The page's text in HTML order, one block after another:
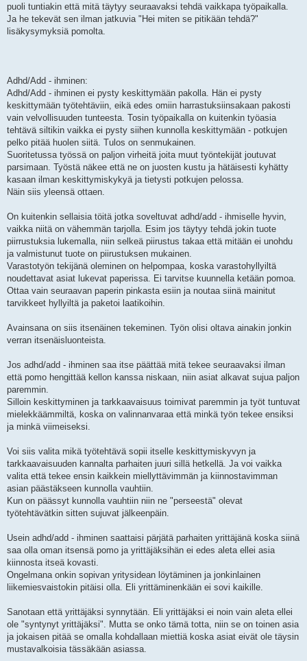
puoli tuntiakin että mitä täytyy seuraavaksi tehdä vaikkapa työpaikalla.
Ja he tekevät sen ilman jatkuvia "Hei miten se pitikään tehdä?"
lisäkysymyksiä pomolta.
Adhd/Add - ihminen:
Adhd/Add - ihminen ei pysty keskittymään pakolla. Hän ei pysty
keskittymään työtehtäviin, eikä edes omiin harrastuksiinsakaan pakosti
vain velvollisuuden tunteesta. Tosin työpaikalla on kuitenkin työasia
tehtävä siltikin vaikka ei pysty siihen kunnolla keskittymään - potkujen
pelko pitää huolen siitä. Tulos on senmukainen.
Suoritetussa työssä on paljon virheitä joita muut työntekijät joutuvat
parsimaan. Työstä näkee että ne on juosten kustu ja hätäisesti kyhätty
kasaan ilman keskittymiskykyä ja tietysti potkujen pelossa.
Näin siis yleensä ottaen.
On kuitenkin sellaisia töitä jotka soveltuvat adhd/add - ihmiselle hyvin,
vaikka niitä on vähemmän tarjolla. Esim jos täytyy tehdä jokin tuote
piirrustuksia lukemalla, niin selkeä piirustus takaa että mitään ei unohdu
ja valmistunut tuote on piirustuksen mukainen.
Varastotyön tekijänä oleminen on helpompaa, koska varastohyllyiltä
noudettavat asiat lukevat paperissa. Ei tarvitse kuunnella ketään pomoa.
Ottaa vain seuraavan paperin pinkasta esiin ja noutaa siinä mainitut
tarvikkeet hyllyiltä ja paketoi laatikoihin.
Avainsana on siis itsenäinen tekeminen. Työn olisi oltava ainakin jonkin
verran itsenäisluonteista.
Jos adhd/add - ihminen saa itse päättää mitä tekee seuraavaksi ilman
että pomo hengittää kellon kanssa niskaan, niin asiat alkavat sujua paljon
paremmin.
Silloin keskittyminen ja tarkkaavaisuus toimivat paremmin ja työt tuntuvat
mielekkäämmiltä, koska on valinnanvaraa että minkä työn tekee ensiksi
ja minkä viimeiseksi.
Voi siis valita mikä työtehtävä sopii itselle keskittymiskyvyn ja
tarkkaavaisuuden kannalta parhaiten juuri sillä hetkellä. Ja voi vaikka
valita että tekee ensin kaikkein miellyttävimmän ja kiinnostavimman
asian päästäkseen kunnolla vauhtiin.
Kun on päässyt kunnolla vauhtiin niin ne "perseestä" olevat
työtehtävätkin sitten sujuvat jälkeenpäin.
Usein adhd/add - ihminen saattaisi pärjätä parhaiten yrittäjänä koska siinä
saa olla oman itsensä pomo ja yrittäjäksihän ei edes aleta ellei asia
kiinnosta itseä kovasti.
Ongelmana onkin sopivan yritysidean löytäminen ja jonkinlainen
liikemiesvaistokin pitäisi olla. Eli yrittäminenkään ei sovi kaikille.
Sanotaan että yrittäjäksi synnytään. Eli yrittäjäksi ei noin vain aleta ellei
ole "syntynyt yrittäjäksi". Mutta se onko tämä totta, niin se on toinen asia
ja jokaisen pitää se omalla kohdallaan miettiä koska asiat eivät ole täysin
mustavalkoisia tässäkään asiassa.